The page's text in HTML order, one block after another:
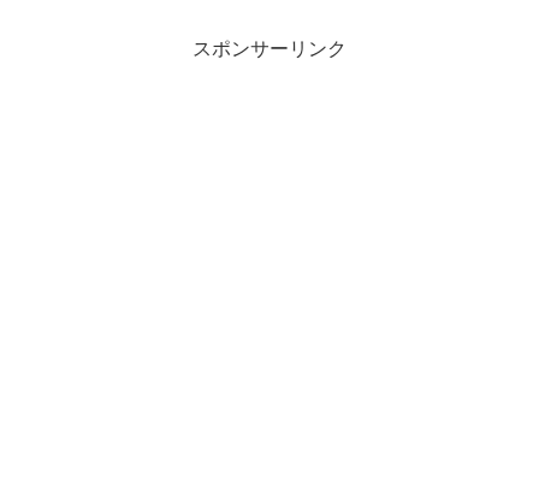
スポンサーリンク